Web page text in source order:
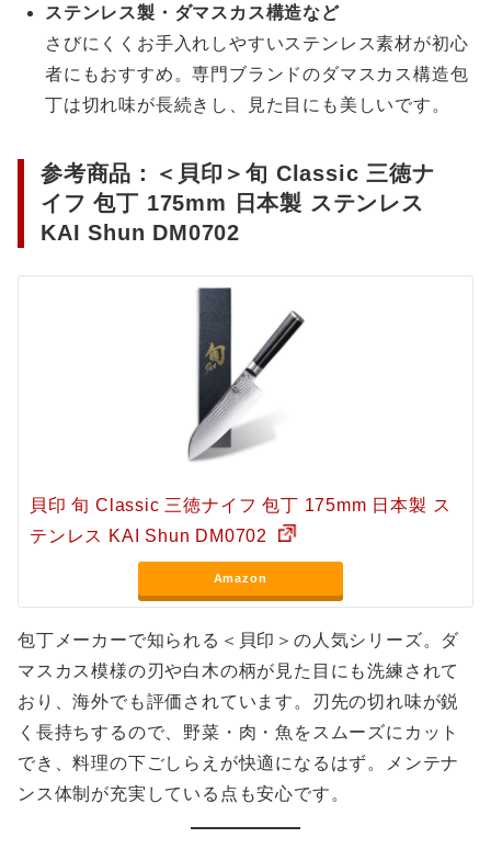
ステンレス製・ダマスカス構造など
さびにくくお手入れしやすいステンレス素材が初心
者にもおすすめ。専門ブランドのダマスカス構造包
丁は切れ味が長続きし、見た目にも美しいです。
参考商品：＜貝印＞旬 Classic 三徳ナ
イフ 包丁 175mm 日本製 ステンレス
KAI Shun DM0702
貝印 旬 Classic 三徳ナイフ 包丁 175mm 日本製 ス
テンレス KAI Shun DM0702
Amazon
包丁メーカーで知られる＜貝印＞の人気シリーズ。ダ
マスカス模様の刃や白木の柄が見た目にも洗練されて
おり、海外でも評価されています。刃先の切れ味が鋭
く長持ちするので、野菜・肉・魚をスムーズにカット
でき、料理の下ごしらえが快適になるはず。メンテナ
ンス体制が充実している点も安心です。